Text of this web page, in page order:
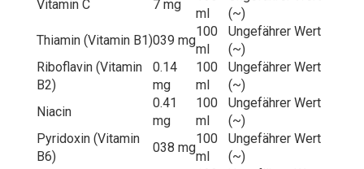
Vitamin C
7 mg
ml
(~)
Thiamin (Vitamin B1)039 mg
100
ml
Ungefährer Wert
(~)
Riboflavin (Vitamin
B2)
0.14
mg
100
ml
Ungefährer Wert
(~)
Niacin
0.41
mg
100
ml
Ungefährer Wert
(~)
Pyridoxin (Vitamin
B6)
038 mg
100
ml
Ungefährer Wert
(~)